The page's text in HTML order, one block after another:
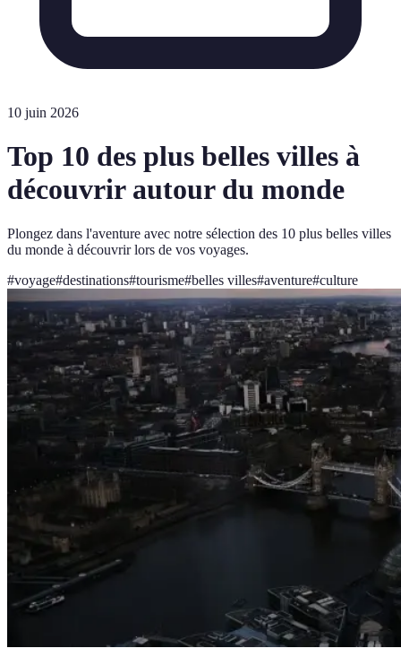
10 juin 2026
Top 10 des plus belles villes à
découvrir autour du monde
Plongez dans l'aventure avec notre sélection des 10 plus belles villes
du monde à découvrir lors de vos voyages.
#voyage#destinations#tourisme#belles villes#aventure#culture